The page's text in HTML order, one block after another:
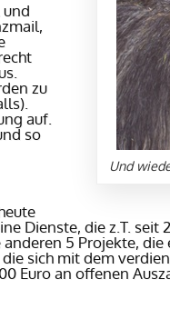
Und
und
zu
auf.
so
Dienste, die z.T. seit
5 Projekte, die
sich mit dem
Euro an offenen